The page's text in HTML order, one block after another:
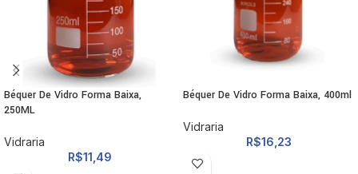
Béquer De Vidro Forma Baixa,
250ML
Vidraria
R$11,49
Béquer De Vidro Forma Baixa, 400ml
Vidraria
R$16,23